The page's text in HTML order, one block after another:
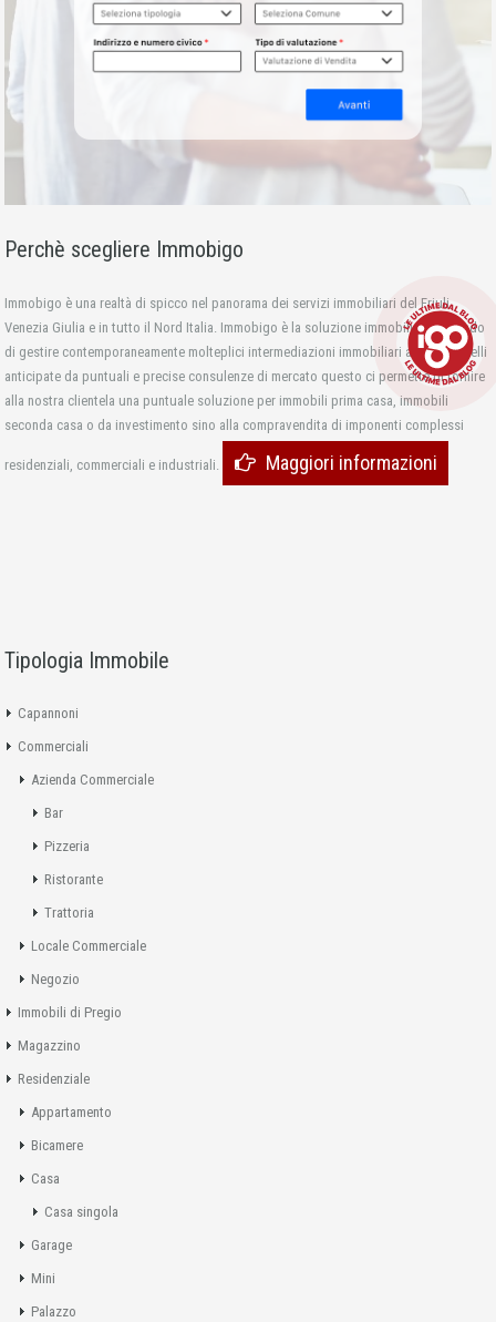
Perchè scegliere Immobigo
Immobigo è una realtà di spicco nel panorama dei servizi immobiliari del Friuli
Venezia Giulia e in tutto il Nord Italia. Immobigo è la soluzione immobiliare, in grado
di gestire contemporaneamente molteplici intermediazioni immobiliari a diversi livelli
anticipate da puntuali e precise consulenze di mercato questo ci permette di fornire
alla nostra clientela una puntuale soluzione per immobili prima casa, immobili
seconda casa o da investimento sino alla compravendita di imponenti complessi
residenziali, commerciali e industriali. Maggiori informazioni
Tipologia Immobile
Capannoni
Commerciali
Azienda Commerciale
Bar
Pizzeria
Ristorante
Trattoria
Locale Commerciale
Negozio
Immobili di Pregio
Magazzino
Residenziale
Appartamento
Bicamere
Casa
Casa singola
Garage
Mini
Palazzo